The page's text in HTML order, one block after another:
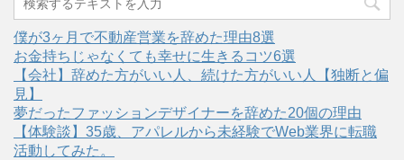
僕が3ヶ月で不動産営業を辞めた理由8選
お金持ちじゃなくても幸せに生きるコツ6選
【会社】辞めた方がいい人、続けた方がいい人【独断と偏
見】
夢だったファッションデザイナーを辞めた20個の理由
【体験談】35歳、アパレルから未経験でWeb業界に転職
活動してみた。